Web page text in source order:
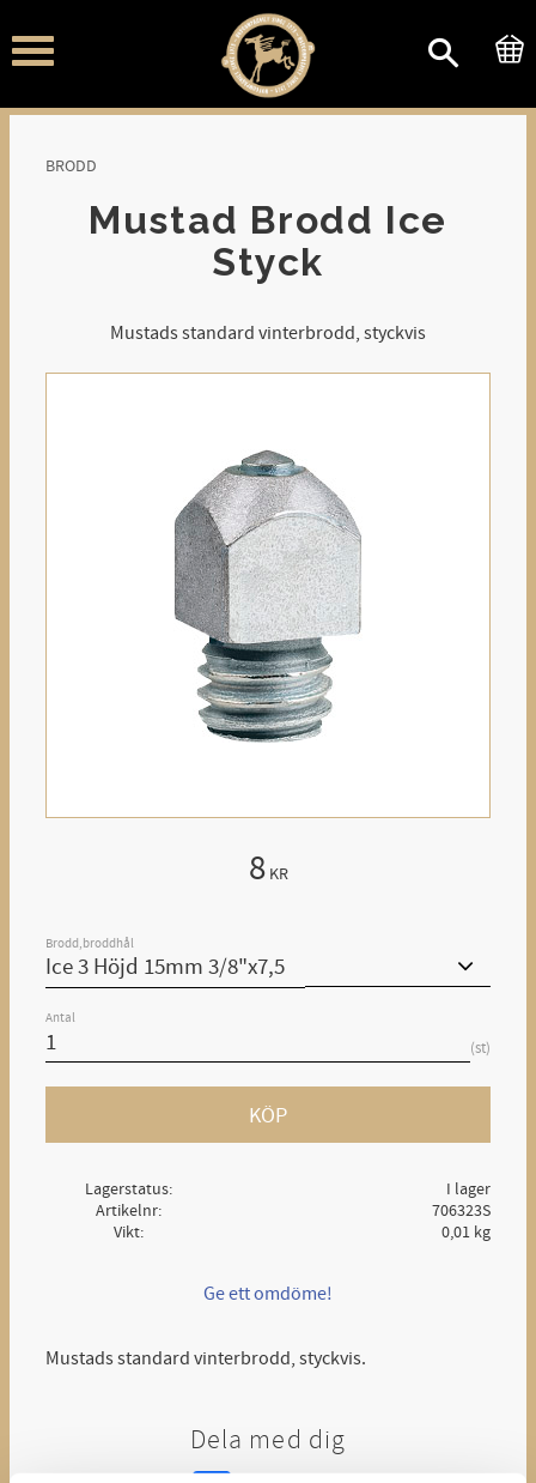
Meny
BRODD
Mustad Brodd Ice
Styck
Mustads standard vinterbrodd, styckvis
8KR
Brodd,broddhål
Antal
st
KÖP
Lagerstatus
I lager
Artikelnr
706323S
Vikt
0,01 kg
Ge ett omdöme!
Mustads standard vinterbrodd, styckvis.
Dela med dig